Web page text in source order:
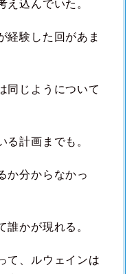
え込んでいた。
経験した回があま
同じようについて
る計画までも。
か分からなかっ
誰かが現れる。
て、ルウェインは